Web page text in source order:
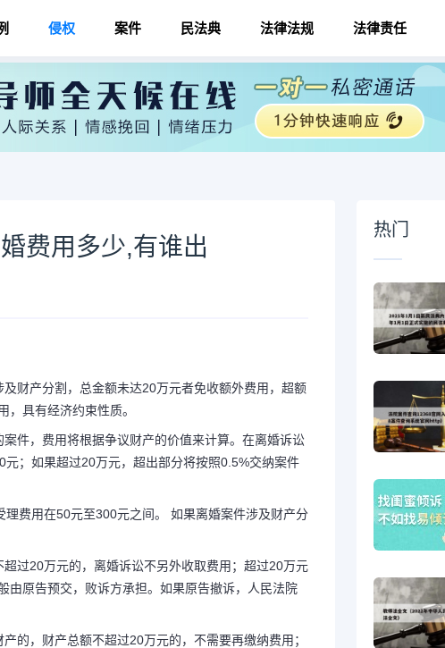
侵权 案件 民法典 法律法规 法律责任
费用多少,有谁出
财产分割，总金额未达20万元者免收额外费用，超额
具有经济约束性质。
件，费用将根据争议财产的价值来计算。在离婚诉讼
；如果超过20万元，超出部分将按照0.5%交纳案件
费用在50元至300元之间。 如果离婚案件涉及财产分
过20万元的，离婚诉讼不另外收取费用；超过20万元
由原告预交，败诉方承担。如果原告撤诉，人民法院
的，财产总额不超过20万元的，不需要再缴纳费用；
热门
离婚
，约在50元
万元者免收